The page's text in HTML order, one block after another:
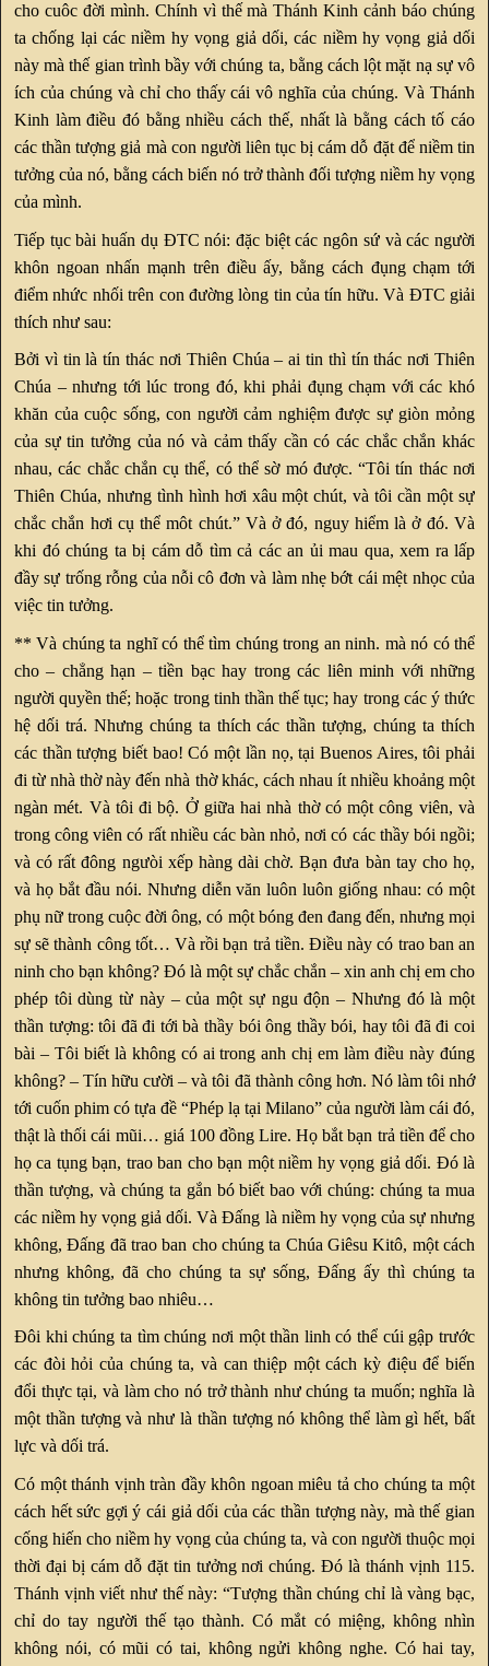
cho cuôc đời mình. Chính vì thế mà Thánh Kinh cảnh báo chúng
ta chống lại các niềm hy vọng giả dối, các niềm hy vọng giả dối
này mà thế gian trình bầy với chúng ta, bằng cách lột mặt nạ sự vô
ích của chúng và chỉ cho thấy cái vô nghĩa của chúng. Và Thánh
Kinh làm điều đó bằng nhiều cách thế, nhất là bằng cách tố cáo
các thần tượng giả mà con người liên tục bị cám dỗ đặt để niềm tin
tưởng của nó, bằng cách biến nó trở thành đối tượng niềm hy vọng
của mình.
Tiếp tục bài huấn dụ ĐTC nói: đặc biệt các ngôn sứ và các người
khôn ngoan nhấn mạnh trên điều ấy, bằng cách đụng chạm tới
điểm nhức nhối trên con đường lòng tin của tín hữu. Và ĐTC giải
thích như sau:
Bởi vì tin là tín thác nơi Thiên Chúa – ai tin thì tín thác nơi Thiên
Chúa – nhưng tới lúc trong đó, khi phải đụng chạm với các khó
khăn của cuộc sống, con người cảm nghiệm được sự giòn mỏng
của sự tin tưởng của nó và cảm thấy cần có các chắc chắn khác
nhau, các chắc chắn cụ thể, có thể sờ mó được. “Tôi tín thác nơi
Thiên Chúa, nhưng tình hình hơi xâu một chút, và tôi cần một sự
chắc chắn hơi cụ thể môt chút.” Và ở đó, nguy hiểm là ở đó. Và
khi đó chúng ta bị cám dỗ tìm cả các an ủi mau qua, xem ra lấp
đầy sự trống rỗng của nỗi cô đơn và làm nhẹ bớt cái mệt nhọc của
việc tin tưởng.
** Và chúng ta nghĩ có thể tìm chúng trong an ninh. mà nó có thể
cho – chẳng hạn – tiền bạc hay trong các liên minh với những
người quyền thế; hoặc trong tinh thần thế tục; hay trong các ý thức
hệ dối trá. Nhưng chúng ta thích các thần tượng, chúng ta thích
các thần tượng biết bao! Có một lần nọ, tại Buenos Aires, tôi phải
đi từ nhà thờ này đến nhà thờ khác, cách nhau ít nhiều khoảng một
ngàn mét. Và tôi đi bộ. Ở giữa hai nhà thờ có một công viên, và
trong công viên có rất nhiều các bàn nhỏ, nơi có các thầy bói ngồi;
và có rất đông ngưòi xếp hàng dài chờ. Bạn đưa bàn tay cho họ,
và họ bắt đầu nói. Nhưng diễn văn luôn luôn giống nhau: có một
phụ nữ trong cuộc đời ông, có một bóng đen đang đến, nhưng mọi
sự sẽ thành công tốt… Và rồi bạn trả tiền. Điều này có trao ban an
ninh cho bạn không? Đó là một sự chắc chắn – xin anh chị em cho
phép tôi dùng từ này – của một sự ngu độn – Nhưng đó là một
thần tượng: tôi đã đi tới bà thầy bói ông thầy bói, hay tôi đã đi coi
bài – Tôi biết là không có ai trong anh chị em làm điều này đúng
không? – Tín hữu cười – và tôi đã thành công hơn. Nó làm tôi nhớ
tới cuốn phim có tựa đề “Phép lạ tại Milano” của người làm cái đó,
thật là thối cái mũi… giá 100 đồng Lire. Họ bắt bạn trả tiền để cho
họ ca tụng bạn, trao ban cho bạn một niềm hy vọng giả dối. Đó là
thần tượng, và chúng ta gắn bó biết bao với chúng: chúng ta mua
các niềm hy vọng giả dối. Và Đấng là niềm hy vọng của sự nhưng
không, Đấng đã trao ban cho chúng ta Chúa Giêsu Kitô, một cách
nhưng không, đã cho chúng ta sự sống, Đấng ấy thì chúng ta
không tin tưởng bao nhiêu…
Đôi khi chúng ta tìm chúng nơi một thần linh có thể cúi gập trước
các đòi hỏi của chúng ta, và can thiệp một cách kỳ điệu để biến
đổi thực tại, và làm cho nó trở thành như chúng ta muốn; nghĩa là
một thần tượng và như là thần tượng nó không thể làm gì hết, bất
lực và dối trá.
Có một thánh vịnh tràn đầy khôn ngoan miêu tả cho chúng ta một
cách hết sức gợi ý cái giả dối của các thần tượng này, mà thế gian
cống hiến cho niềm hy vọng của chúng ta, và con người thuộc mọi
thời đại bị cám dỗ đặt tin tưởng nơi chúng. Đó là thánh vịnh 115.
Thánh vịnh viết như thế này: “Tượng thần chúng chỉ là vàng bạc,
chỉ do tay người thế tạo thành. Có mắt có miệng, không nhìn
không nói, có mũi có tai, không ngửi không nghe. Có hai tay,